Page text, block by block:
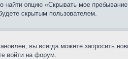
найти опцию «Скрывать мое
скрытым пользователем.
вы всегда можете запросить
войти на форум.